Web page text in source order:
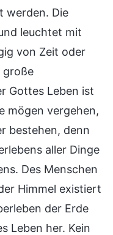
werden. Die
leuchtet mit
von Zeit oder
große
Gottes Leben ist
mögen vergehen,
bestehen, denn
aller Dinge
Des Menschen
Himmel existiert
der Erde
Leben her. Kein